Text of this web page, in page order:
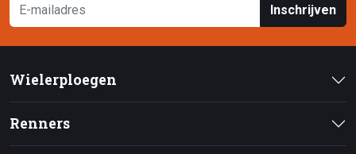
Inschrijven
Wielerploegen
Renners